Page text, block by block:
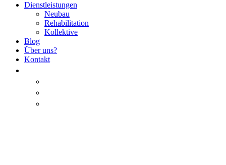
Dienstleistungen
Neubau
Rehabilitation
Kollektive
Blog
Über uns?
Kontakt